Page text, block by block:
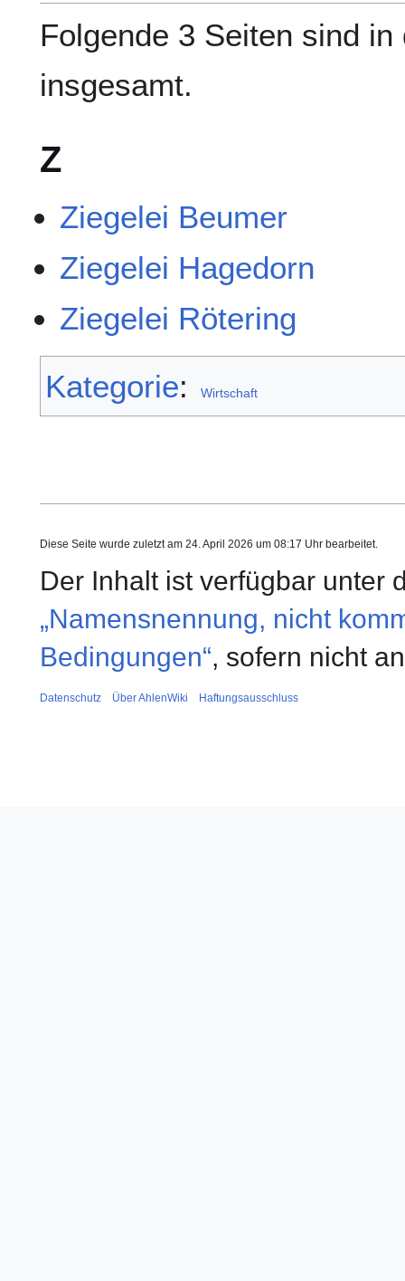
Folgende 3 Seiten sind
insgesamt.
Z
Ziegelei Beumer
Ziegelei Hagedorn
Ziegelei Rötering
Kategorie: Wirtschaft
Diese Seite wurde zuletzt am 24. April 2026 um 08:17 Uhr bearbeitet.
Der Inhalt ist verfügbar unter
„Namensnennung, nicht
Bedingungen“, sofern nicht
Datenschutz Über AhlenWiki Haftungsausschluss